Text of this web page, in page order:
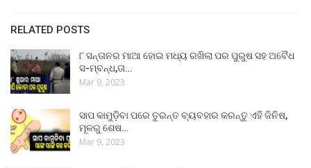
RELATED POSTS
୮ ସନ୍ତାନର ମାଆ ହୋଇ ମଧ୍ୟ ରଖିଲା ପର ପୁରୁଷ ସହ ଅବୈଧ
ସ-ମ୍ବନ୍ଧ,ତା…
Mar 9, 2023
ସାପ କାମୁଡ଼ିବା ପରେ ତୁରନ୍ତ ବ୍ୟବହାର କରନ୍ତୁ ଏହି ଜିନିଷ,
ମୂଳରୁ ଶେଷ…
Mar 9, 2023